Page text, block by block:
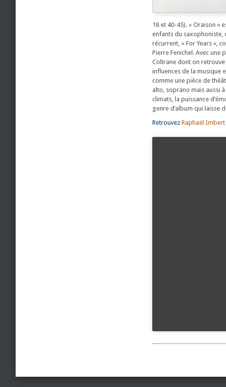
18 et 40-45). « Oraison »
enfants du saxophoniste,
récurrent, « For Years »,
Pierre Fenichel. Avec une
Coltrane dont on retrouve
influences de la musique
comme une pièce de
alto, soprano mais aussi
climats, la puissance
genre d’album qui laisse
Retrouvez Raphaël